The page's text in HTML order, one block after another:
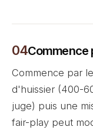
Commence par
d'huissier (400-
juge) puis une
fair-play peut